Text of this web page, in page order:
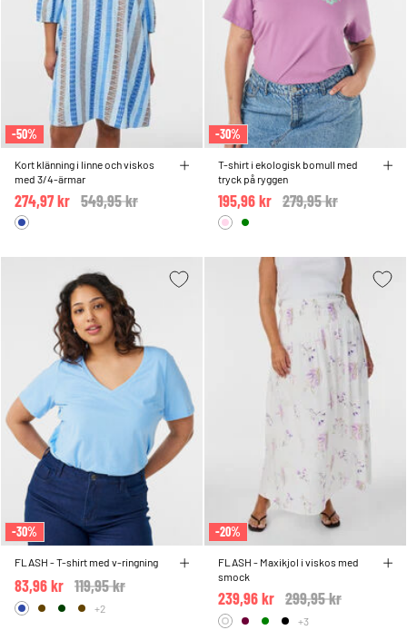
-50%
Kort klänning i linne och viskos
med 3/4-ärmar
Price reduced from
549,95 kr
274,97 kr
-30%
T-shirt i ekologisk bomull med
tryck på ryggen
Price reduced from
279,95 kr
195,96 kr
-30%
FLASH - T-shirt med v-ringning
Price reduced from
119,95 kr
83,96 kr
+2
-20%
FLASH - Maxikjol i viskos med
smock
Price reduced from
299,95 kr
239,96 kr
+3